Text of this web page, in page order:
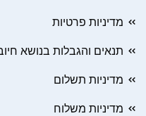
מדיניות פרטיות
תנאים והגבלות בנושא
מדיניות תשלום
מדיניות משלוח